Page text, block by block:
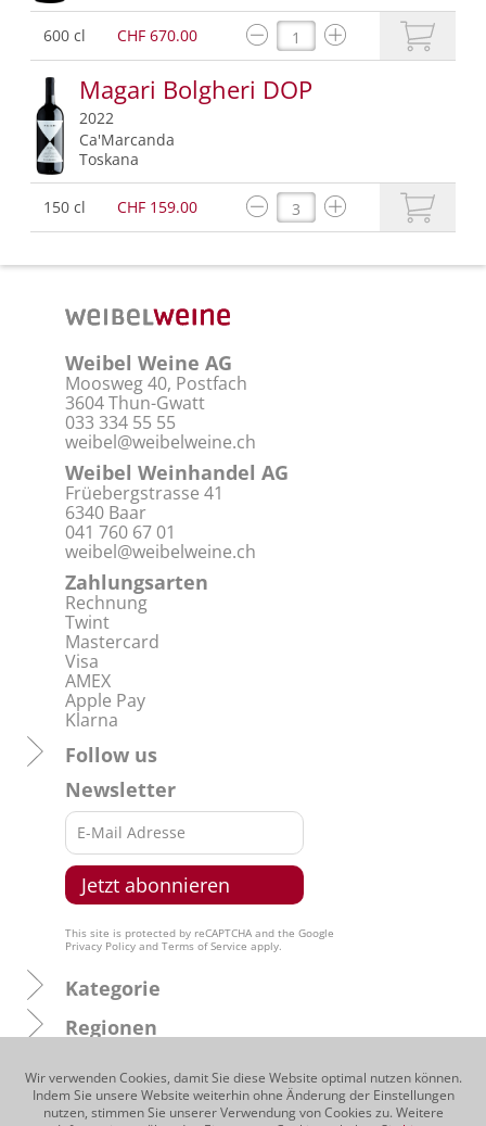
Wir verwenden Cookies, damit Sie diese Website optimal nutzen können.
Indem Sie unsere Website weiterhin ohne Änderung der Einstellungen
nutzen, stimmen Sie unserer Verwendung von Cookies zu. Weitere
600 cl CHF 670.00
Magari Bolgheri DOP
2022
Ca'Marcanda
Toskana
150 cl CHF 159.00
Weibel Weine AG
Moosweg 40, Postfach
3604 Thun-Gwatt
033 334 55 55
weibel@weibelweine.ch
Weibel Weinhandel AG
Früebergstrasse 41
6340 Baar
041 760 67 01
weibel@weibelweine.ch
Zahlungsarten
Rechnung
Twint
Mastercard
Visa
AMEX
Apple Pay
Klarna
Follow us
Newsletter
This site is protected by reCAPTCHA and the Google
Privacy Policy and Terms of Service apply.
Kategorie
Regionen
Produzenten
Traubensorten